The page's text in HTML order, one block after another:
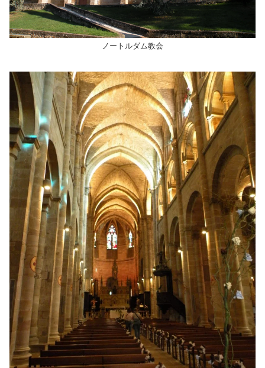
ノートルダム教会